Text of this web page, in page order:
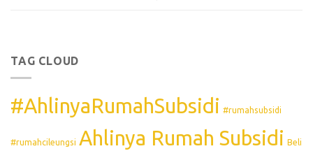
TAG CLOUD
#AhlinyaRumahSubsidi #rumahsubsidi
#rumahcileungsi Ahlinya Rumah Subsidi Beli